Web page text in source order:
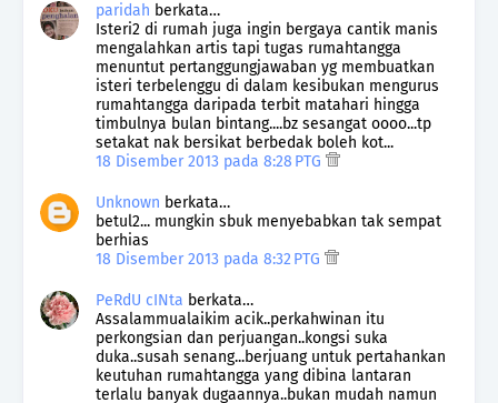
paridah berkata…
Isteri2 di rumah juga ingin bergaya cantik manis
mengalahkan artis tapi tugas rumahtangga
menuntut pertanggungjawaban yg membuatkan
isteri terbelenggu di dalam kesibukan mengurus
rumahtangga daripada terbit matahari hingga
timbulnya bulan bintang....bz sesangat oooo...tp
setakat nak bersikat berbedak boleh kot...
18 Disember 2013 pada 8:28 PTG
Unknown berkata…
betul2... mungkin sbuk menyebabkan tak sempat
berhias
18 Disember 2013 pada 8:32 PTG
PeRdU cINta berkata…
Assalammualaikim acik..perkahwinan itu
perkongsian dan perjuangan..kongsi suka
duka..susah senang...berjuang untuk pertahankan
keutuhan rumahtangga yang dibina lantaran
terlalu banyak dugaannya..bukan mudah namun